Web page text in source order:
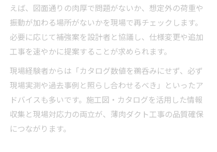
えば、図面通りの肉厚で問題がないか、想定外の荷重や
振動が加わる場所がないかを現場で再チェックします。
必要に応じて補強案を設計者と協議し、仕様変更や追加
工事を速やかに提案することが求められます。
現場経験者からは「カタログ数値を鵜呑みにせず、必ず
現場実測や過去事例と照らし合わせるべき」といったア
ドバイスも多いです。施工図・カタログを活用した情報
収集と現場対応力の両立が、薄肉ダクト工事の品質確保
につながります。